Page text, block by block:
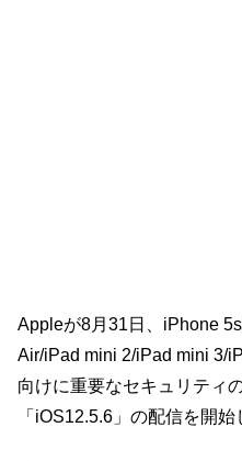
Appleが8月31日、iPhone
Air/iPad mini 2/iPad mini 3/
向けに重要なセキュリティ
「iOS12.5.6」の配信を開始